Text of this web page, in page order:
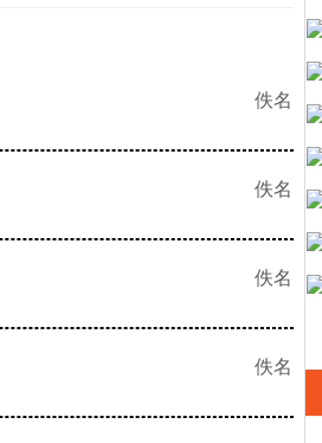
佚名
佚名
佚名
佚名